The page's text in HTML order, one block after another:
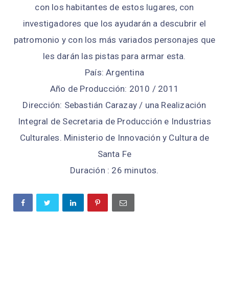
con los habitantes de estos lugares, con
investigadores que los ayudarán a descubrir el
patromonio y con los más variados personajes que
les darán las pistas para armar esta.
País: Argentina
Año de Producción: 2010 / 2011
Dirección: Sebastián Carazay / una Realización
Integral de Secretaria de Producción e Industrias
Culturales. Ministerio de Innovación y Cultura de
Santa Fe
Duración : 26 minutos.